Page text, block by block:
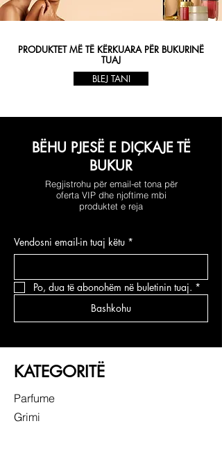
PRODUKTET MË TË KËRKUARA PËR BUKURINË
TUAJ
BLEJ TANI
BËHU PJESË E DIÇKAJE TË
BUKUR
Regjistrohu për email-et tona për
oferta VIP dhe njoftime mbi
produktet e reja
Vendosni email-in tuaj këtu *
Po, dua të abonohëm në buletinin tuaj. *
Bashkohu
KATEGORITË
Parfume
Grimi